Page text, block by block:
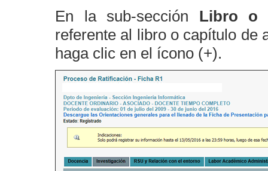
En la sub-sección Libro o
referente al libro o capítulo de
haga clic en el ícono (+).